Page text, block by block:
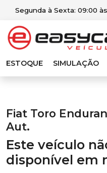
Segunda à Sexta: 09:00
ESTOQUE SIMULAÇÃO
Fiat Toro
Aut.
Este veículo
disponível em